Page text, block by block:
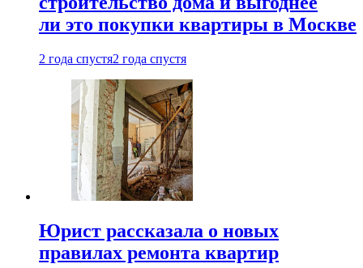
ли это покупки квартиры в Москве
2 года спустя2 года спустя
Юрист рассказала о новых
правилах ремонта квартир